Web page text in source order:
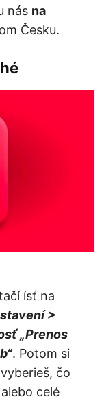
nás na
Česku.
ísť na
>
„Prenos
. Potom si
čo
celé